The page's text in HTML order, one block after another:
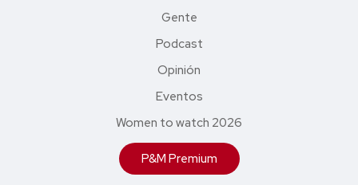
Gente
Podcast
Opinión
Eventos
Women to watch 2026
P&M Premium